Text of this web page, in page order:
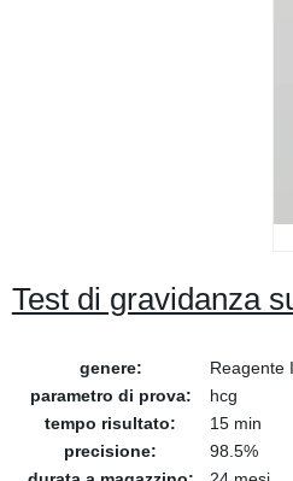
Test di gravidanza
genere:
Reagente
parametro di prova:
hcg
tempo risultato:
15 min
precisione:
98.5%